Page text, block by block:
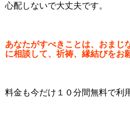
心配しないで大丈夫です。
あなたがすべきことは、おまじ
に相談して、祈祷、縁結びをお
料金も今だけ１０分間無料で利